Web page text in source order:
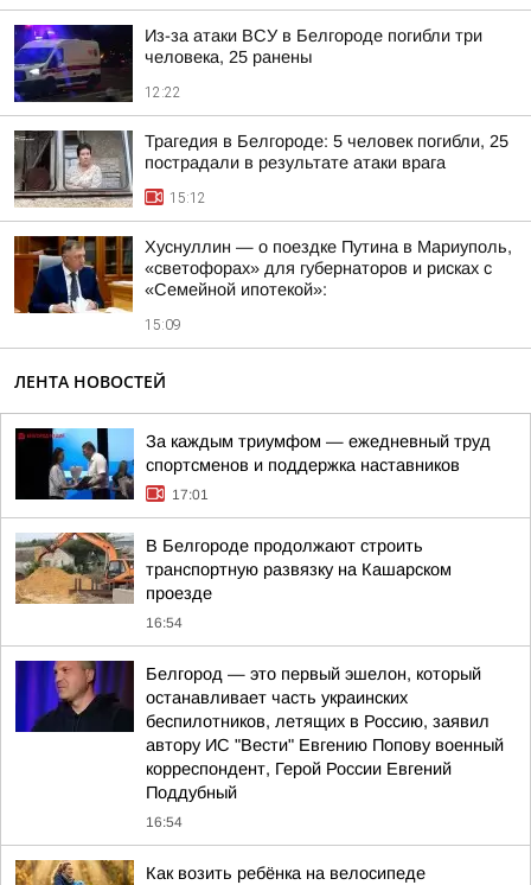
Из-за атаки ВСУ в Белгороде погибли три
человека, 25 ранены
12:22
Трагедия в Белгороде: 5 человек погибли, 25
пострадали в результате атаки врага
15:12
Хуснуллин — о поездке Путина в Мариуполь,
«светофорах» для губернаторов и рисках с
«Семейной ипотекой»:
15:09
ЛЕНТА НОВОСТЕЙ
За каждым триумфом — ежедневный труд
спортсменов и поддержка наставников
17:01
В Белгороде продолжают строить
транспортную развязку на Кашарском
проезде
16:54
Белгород — это первый эшелон, который
останавливает часть украинских
беспилотников, летящих в Россию, заявил
автору ИС "Вести" Евгению Попову военный
корреспондент, Герой России Евгений
Поддубный
16:54
Как возить ребёнка на велосипеде